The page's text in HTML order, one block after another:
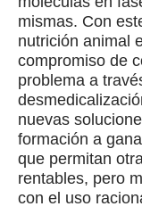
mismas. Con
nutrición animal
compromiso de
problema a
nuevas
formación a
que permitan
rentables, pero
con el uso